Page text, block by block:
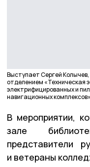
Выступает Сергей
отделением «Техническая
электрифицированных и
навигационных
В мероприятии,
зале
представители
и ветераны